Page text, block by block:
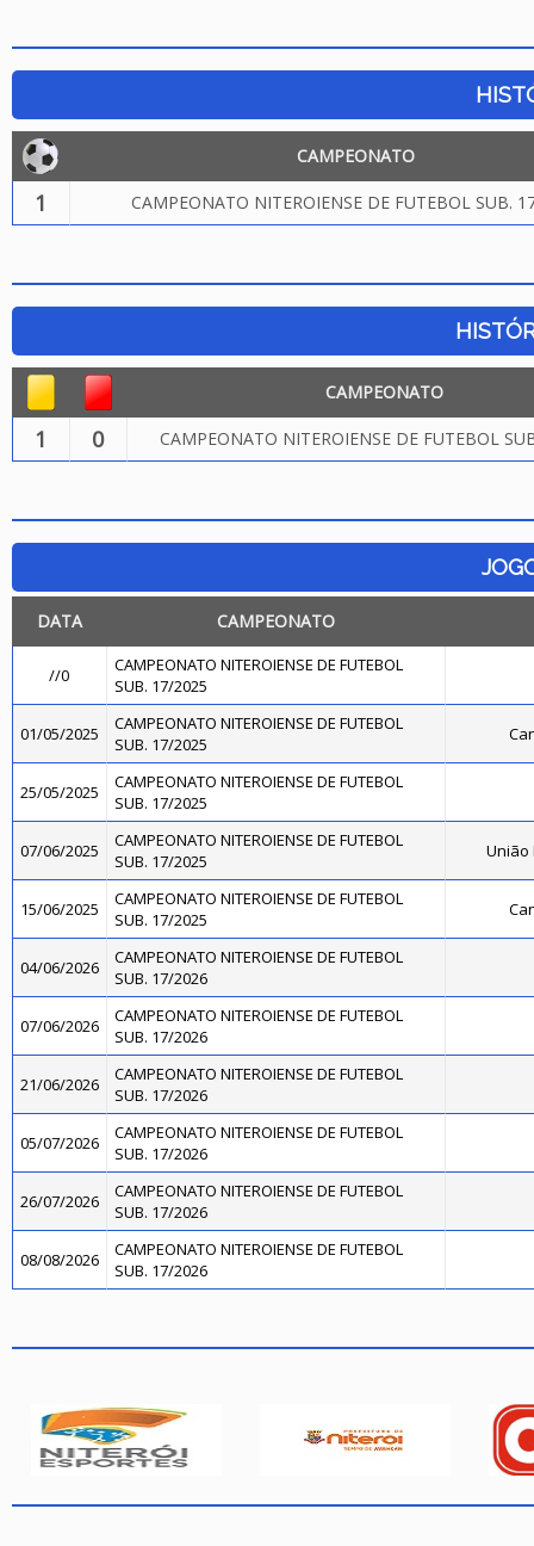
CAMPEONATO
1 CAMPEONATO NITEROIENSE DE FUTEBOL SUB.
CAMPEONATO
1 0 CAMPEONATO NITEROIENSE DE FUTEBOL
DATA CAMPEONATO
//0
CAMPEONATO NITEROIENSE DE FUTEBOL
SUB. 17/2025
01/05/2025
CAMPEONATO NITEROIENSE DE FUTEBOL
SUB. 17/2025
25/05/2025
CAMPEONATO NITEROIENSE DE FUTEBOL
SUB. 17/2025
07/06/2025
CAMPEONATO NITEROIENSE DE FUTEBOL
SUB. 17/2025
União
15/06/2025
CAMPEONATO NITEROIENSE DE FUTEBOL
SUB. 17/2025
04/06/2026
CAMPEONATO NITEROIENSE DE FUTEBOL
SUB. 17/2026
07/06/2026
CAMPEONATO NITEROIENSE DE FUTEBOL
SUB. 17/2026
21/06/2026
CAMPEONATO NITEROIENSE DE FUTEBOL
SUB. 17/2026
05/07/2026
CAMPEONATO NITEROIENSE DE FUTEBOL
SUB. 17/2026
26/07/2026
CAMPEONATO NITEROIENSE DE FUTEBOL
SUB. 17/2026
08/08/2026
CAMPEONATO NITEROIENSE DE FUTEBOL
SUB. 17/2026